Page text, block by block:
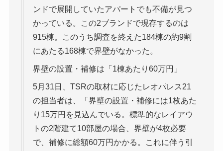
ンドで展開していたアパートでも不備が見つ
かっている。この2ブランドで現存するのは
915棟。このうち調査を終えた184棟の約9割
にあたる168棟で界壁がなかった。
界壁の設置・補修は「1棟あたり60万円」
5月31日、TSRの取材に応じたレオパレス21
の担当者は、「界壁の設置・補修には1枚あた
り15万円を見込んでいる。標準的なレイアウ
トの2階建て10部屋の場合、界壁が4枚必要
で、補修に総額60万円かかる。これに伴う引